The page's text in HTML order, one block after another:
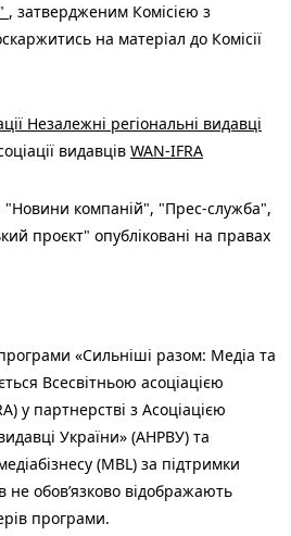
, затвердженим Комісією з
на матеріал до Комісії
Незалежні регіональні видавці
видавців WAN-IFRA
"Новини компаній", "Прес-служба",
проєкт" опубліковані на правах
«Сильніші разом: Медіа та
Всесвітньою асоціацією
у партнерстві з Асоціацією
України» (АНРВУ) та
(MBL) за підтримки
не обов’язково відображають
програми.